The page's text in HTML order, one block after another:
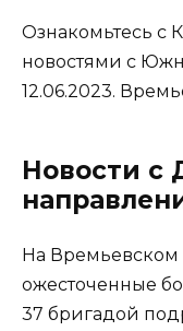
Ознакомьтесь с
новостями с
12.06.2023.
Новости с
На Времьевском
ожесточенные
37 бригадой